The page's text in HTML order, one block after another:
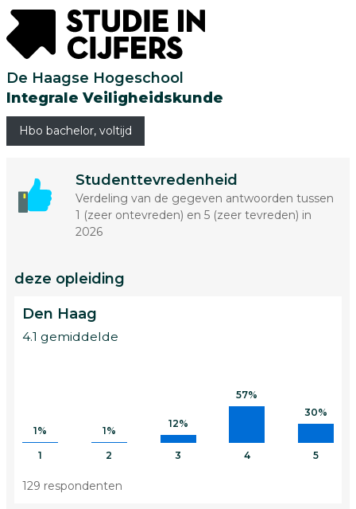
De Haagse Hogeschool
Integrale Veiligheidskunde
Hbo bachelor, voltijd
Studenttevredenheid
Verdeling van de gegeven antwoorden tussen
1 (zeer ontevreden) en 5 (zeer tevreden) in
2026
deze opleiding
Den Haag
4.1 gemiddelde
1%
1
1%
2
12%
3
57%
4
30%
5
129 respondenten